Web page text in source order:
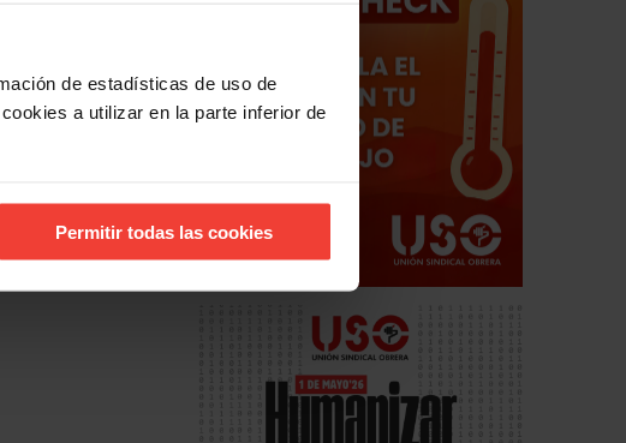
de estadísticas de uso de
a utilizar en la parte inferior de
Permitir todas las cookies